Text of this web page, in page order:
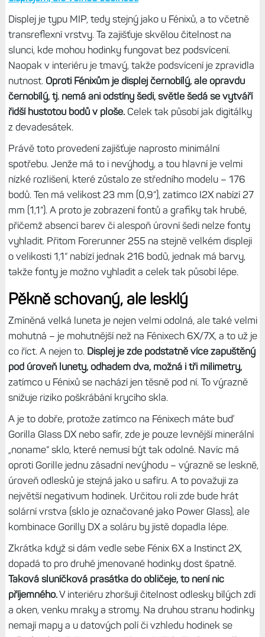
poznávacím znakem řady Instinct.
napasovaný do kulatého prostoru – a proto jsou lehce
ořezané rohy, aby čtverec mohl být co největší.Nejsem si
jist, co Garmin přimělo vytvořit takový „patvar“, původně
jsem myslel, že je to kvůli větší ploše soláru, ale první
Instincty solár neměly. Faktem ale je, že prostor pro
solární dobíjení je zde oproti Fénixům obrovský a solár má
tak zásadní přínos pro výdrž hodinek.
displejem, ale velkou odolností
Displej je typu MIP, tedy stejný jako u Fénixů, a to včetně
transreflexní vrstvy. Ta zajišťuje skvělou čitelnost na
slunci, kde mohou hodinky fungovat bez podsvícení.
Naopak v interiéru je tmavý, takže podsvícení je zpravidla
nutnost.
Oproti Fénixům je displej černobílý, ale opravdu
černobílý, tj. nemá ani odstíny šedi, světle šedá se vytváří
řidší hustotou bodů v ploše.
Celek tak působí jak digitálky
z devadesátek.
Právě toto provedení zajišťuje naprosto minimální
spotřebu. Jenže má to i nevýhody, a tou hlavní je velmi
nízké rozlišení, které zůstalo ze středního modelu – 176
bodů. Ten má velikost 23 mm (0,9“), zatímco I2X nabízí 27
mm (1,1“). A proto je zobrazení fontů a grafiky tak hrubé,
přičemž absencí barev či alespoň úrovní šedi nelze fonty
vyhladit. Přitom Forerunner 255 na stejně velkém displeji
takže fonty je možno vyhladit a celek tak působí lépe.
Pěkně schovaný, ale lesklý
Zmíněná velká luneta je nejen velmi odolná, ale také velmi